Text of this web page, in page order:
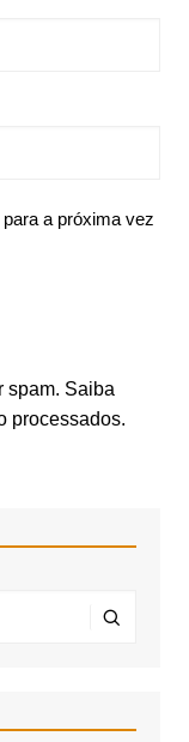
a próxima vez
spam. Saiba
processados.